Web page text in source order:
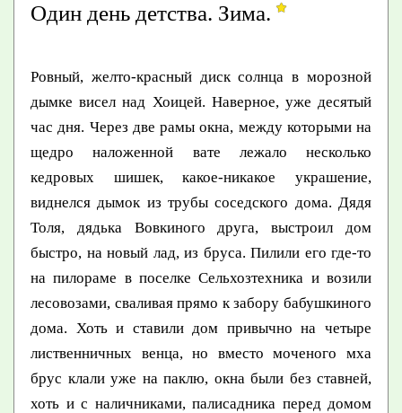
Один день детства. Зима.
Ровный, желто-красный диск солнца в морозной
дымке висел над Хоицей. Наверное, уже десятый
час дня. Через две рамы окна, между которыми на
щедро наложенной вате лежало несколько
кедровых шишек, какое-никакое украшение,
виднелся дымок из трубы соседского дома. Дядя
Толя, дядька Вовкиного друга, выстроил дом
быстро, на новый лад, из бруса. Пилили его где-то
на пилораме в поселке Сельхозтехника и возили
лесовозами, сваливая прямо к забору бабушкиного
дома. Хоть и ставили дом привычно на четыре
лиственничных венца, но вместо моченого мха
брус клали уже на паклю, окна были без ставней,
хоть и с наличниками, палисадника перед домом